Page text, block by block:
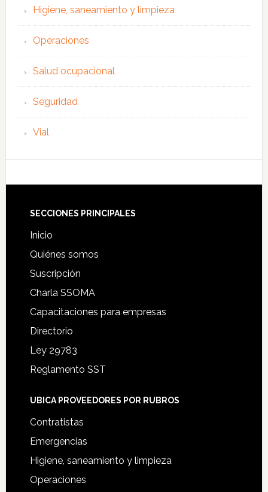
Higiene, saneamiento y limpieza
Operaciones
Salud ocupacional
Seguridad
Vial
Footer
SECCIONES PRINCIPALES
Inicio
Quiénes somos
Suscripción
Charla SSOMA
Capacitaciones para empresas
Directorio
Ley 29783
Reglamento SST
UBICA PROVEEDORES POR RUBROS
Contratistas
Emergencias
Higiene, saneamiento y limpieza
Operaciones